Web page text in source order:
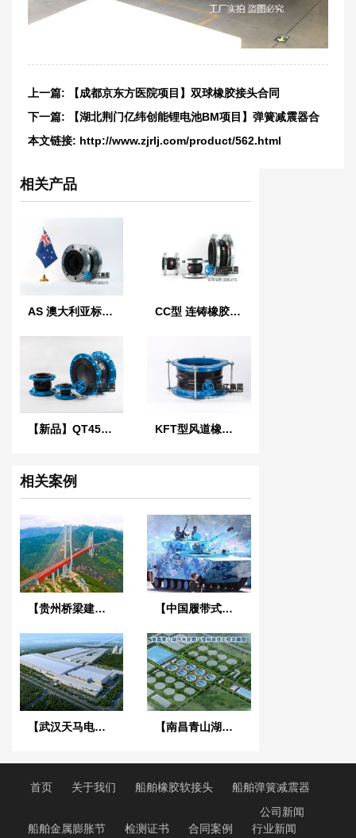
上一篇:
【成都京东方医院项目】双球橡胶接头合同
下一篇:
【湖北荆门亿纬创能锂电池BM项目】弹簧减震器合
同
本文链接: http://www.zjrlj.com/product/562.html
相关产品
AS 澳大利亚标准橡胶膨胀节 CC型 连铸橡胶软连接
【新品】QT450球墨铸铁法兰橡胶接头 KFT型风道橡胶柔性接头
相关案例
【贵州桥梁建设集团1029工程项目】橡胶接头合同 【中国履带式两栖装甲车辆项目】橡胶接头合同
【武汉天马电子新型显示产业中心】废水系统橡胶接头合同 【南昌青山湖污水处理厂】DN2000橡胶接头合同
首页 关于我们 船舶橡胶软接头 船舶弹簧减震器
船舶金属膨胀节 检测证书 合同案例
公司新闻
行业新闻